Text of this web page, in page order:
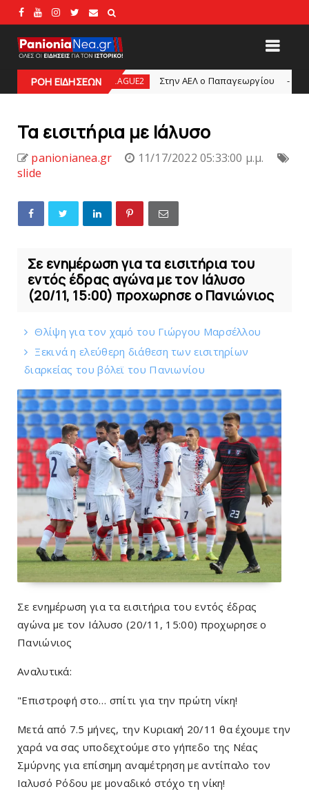
ΡΟΗ ΕΙΔΗΣΕΩΝ
SUPERLEAGUE2 Στην AEΛ ο Παπαγεωργίου slide
Τα εισιτήρια με Ιάλυσo
panionianea.gr
11/17/2022 05:33:00 μ.μ.
slide
Σε ενημέρωση για τα εισιτήρια του
εντός έδρας αγώνα με τον Ιάλυσο
(20/11, 15:00) προχωρησε ο Πανιώνιος
Θλίψη για τον χαμό του Γιώργου Mαρσέλλου
Ξεκινά η ελεύθερη διάθεση των εισιτηρίων
διαρκείας του βόλεϊ τoυ Πανιωνίου
Σε ενημέρωση για τα εισιτήρια του εντός έδρας
αγώνα με τον Ιάλυσο (20/11, 15:00) προχωρησε ο
Πανιώνιος
Αναλυτικά:
"Επιστροφή στο… σπίτι για την πρώτη νίκη!
Μετά από 7.5 μήνες, την Κυριακή 20/11 θα έχουμε την
χαρά να σας υποδεχτούμε στο γήπεδο της Νέας
Σμύρνης για επίσημη αναμέτρηση με αντίπαλο τον
Ιαλυσό Ρόδου με μοναδικό στόχο τη νίκη!